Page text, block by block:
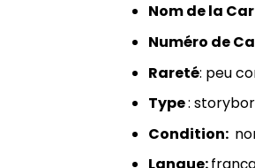
Nom de la
Numéro de
Rareté: peu
Type:
Condition: